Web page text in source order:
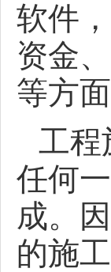
软件
资金
等方
工程
任何
成。
的施